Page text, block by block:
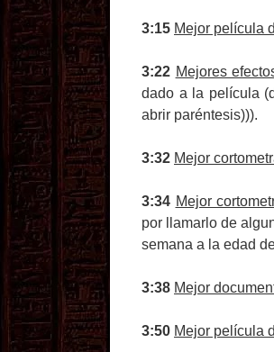
3:15 Mejor película
3:22 Mejores
dado a la película
abrir paréntesis))).
3:32 Mejor
3:34 Mejor
por llamarlo de
semana a la edad
3:38 Mejor
3:50 Mejor película